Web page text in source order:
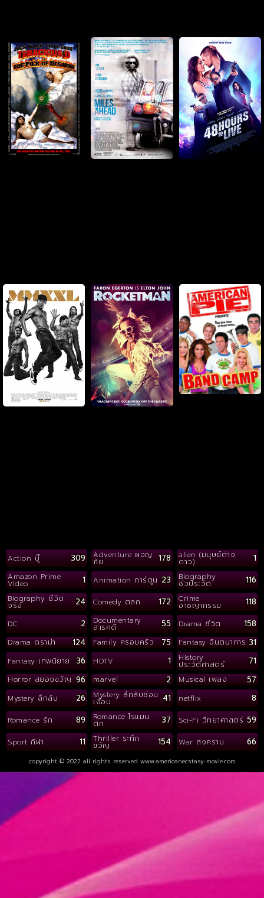
Action บู๊ 309 Adventure ผจญ
ภัย 178 alien (มนุษย์ต่าง
ดาว) 1
Amazon Prime
Video 1 Animation การ์ตูน 23 Biography
ชีวประวัติ 116
Biography ชีวิต
จริง 24 Comedy ตลก 172 Crime
อาชญากรรม 118
DC 2 Documentary
สารคดี 55 Drama ชีวิต 158
Drama ดราม่า 124 Family ครอบครัว 75 Fantasy จินตนาการ 31
Fantasy เทพนิยาย 36 HDTV 1 History
ประวัติศาสตร์ 71
Horror สยองขวัญ 96 marvel 2 Musical เพลง 57
Mystery ลึกลับ 26 Mystery ลึกลับซ่อน
เงื่อน 41 netflix 8
Romance รัก 89 Romance โรแมน
ติก 37 Sci-Fi วิทยาศาสตร์ 59
Sport กีฬา 11 Thriller ระทึก
ขวัญ 154 War สงคราม 66
copyright © 2022 all rights reserved www.americanecstasy-movie.com